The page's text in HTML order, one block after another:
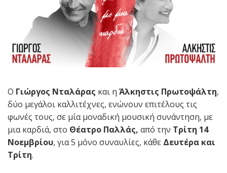
Ο Γιώργος Νταλάρας και η Άλκηστις Πρωτοψάλτη,
δύο μεγάλοι καλλιτέχνες, ενώνουν επιτέλους τις
φωνές τους, σε μία μοναδική μουσική συνάντηση, με
μια καρδιά, στο Θέατρο Παλλάς, από την Τρίτη 14
Νοεμβρίου, για 5 μόνο συναυλίες, κάθε Δευτέρα και
Τρίτη.